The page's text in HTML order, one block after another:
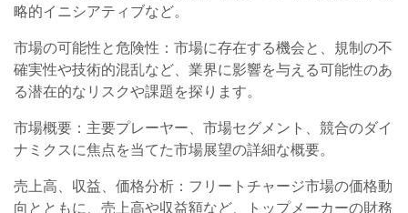
略的イニシアティブなど。
市場の可能性と危険性：市場に存在する機会と、規制の不
確実性や技術的混乱など、業界に影響を与える可能性のあ
る潜在的なリスクや課題を探ります。
市場概要：主要プレーヤー、市場セグメント、競合のダイ
ナミクスに焦点を当てた市場展望の詳細な概要。
売上高、収益、価格分析：フリートチャージ市場の価格動
向とともに、売上高や収益額など、トップメーカーの財務